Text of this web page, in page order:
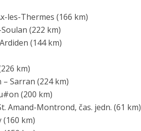
les-Thermes (166 km)
(222 km)
(144 km)
km)
– Sarran (224 km)
(200 km)
Amand-Montrond, čas. jedn. (61 km)
(160 km)